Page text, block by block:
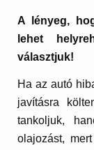
A lényeg,
lehet
választjuk!
Ha az autó
javításra
tankoljuk,
olajozást,